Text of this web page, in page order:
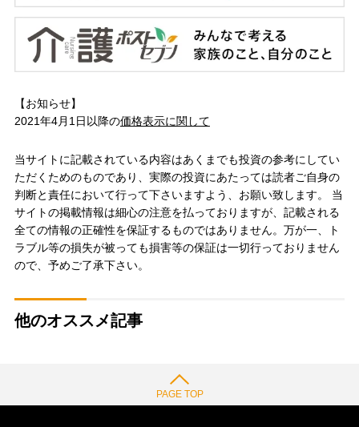
【お知らせ】
2021年4月1日以降の価格表示に関して
当サイトに記載されている内容はあくまでも投資の参考にしてい
ただくためのものであり、実際の投資にあたっては読者ご自身の
判断と責任において行って下さいますよう、お願い致します。 当
サイトの掲載情報は細心の注意を払っておりますが、記載される
全ての情報の正確性を保証するものではありません。万が一、ト
ラブル等の損失が被っても損害等の保証は一切行っておりません
ので、予めご了承下さい。
他のオススメ記事
PAGE TOP